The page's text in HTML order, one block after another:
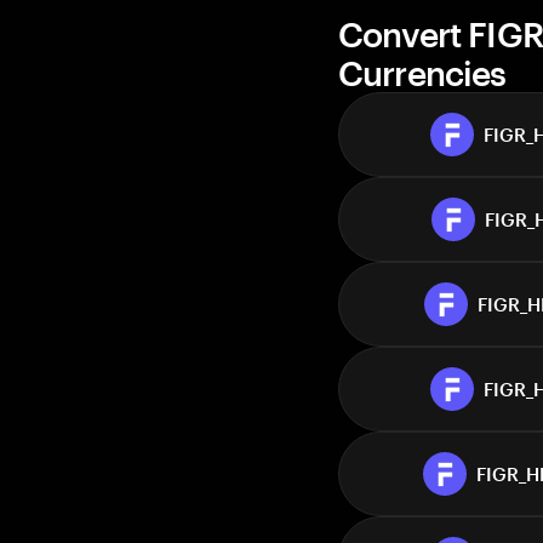
Convert
Currencies